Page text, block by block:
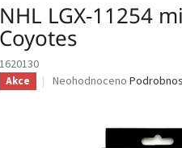
NHL LGX-11254
Coyotes
1620130
Akce
Průměrné
Neohodnoceno